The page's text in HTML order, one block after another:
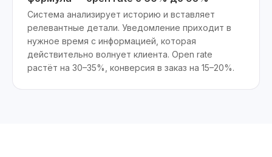
Система анализирует историю и вставляет
релевантные детали. Уведомление приходит в
нужное время с информацией, которая
действительно волнует клиента. Open rate
растёт на 30–35%, конверсия в заказ на 15–20%.